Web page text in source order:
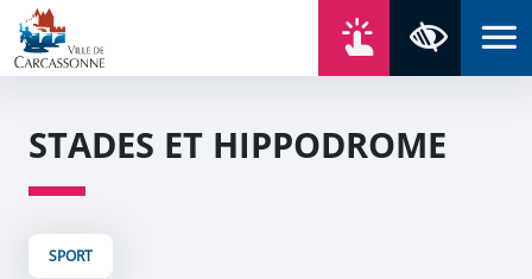
Aller au contenu
Aller au menu
Aller au plan du site
Aller à la recherche
STADES ET HIPPODROME
SPORT
Panneau de gestion des cookies